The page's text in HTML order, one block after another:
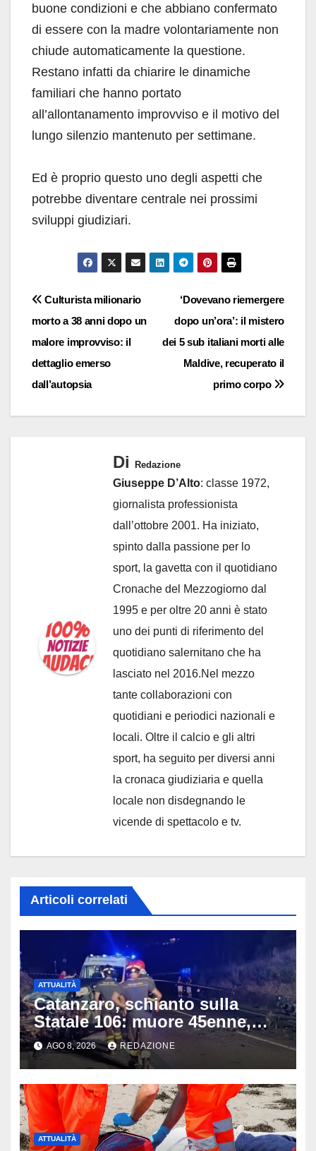
buone condizioni e che abbiano confermato
di essere con la madre volontariamente non
chiude automaticamente la questione.
Restano infatti da chiarire le dinamiche
familiari che hanno portato
all’allontanamento improvviso e il motivo del
lungo silenzio mantenuto per settimane.
Ed è proprio questo uno degli aspetti che
potrebbe diventare centrale nei prossimi
sviluppi giudiziari.
Navigazione
articoli
‘Dovevano riemergere
dopo un’ora’: il mistero
dei 5 sub italiani morti alle
Maldive, recuperato il
primo corpo
Culturista milionario
morto a 38 anni dopo un
malore improvviso: il
dettaglio emerso
dall’autopsia
Di Redazione
Giuseppe D’Alto: classe 1972,
giornalista professionista
dall’ottobre 2001. Ha iniziato,
spinto dalla passione per lo
sport, la gavetta con il quotidiano
Cronache del Mezzogiorno dal
1995 e per oltre 20 anni è stato
uno dei punti di riferimento del
quotidiano salernitano che ha
lasciato nel 2016.Nel mezzo
tante collaborazioni con
quotidiani e periodici nazionali e
locali. Oltre il calcio e gli altri
sport, ha seguito per diversi anni
la cronaca giudiziaria e quella
locale non disdegnando le
vicende di spettacolo e tv.
Articoli correlati
ATTUALITÀ
Catanzaro, schianto sulla
Statale 106: muore 45enne,
coinvolti un’auto, un suv e
una moto
AGO 8, 2026 REDAZIONE
ATTUALITÀ